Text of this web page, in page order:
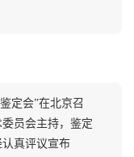
定会”在北京召
员会主持，鉴定
真评议宣布